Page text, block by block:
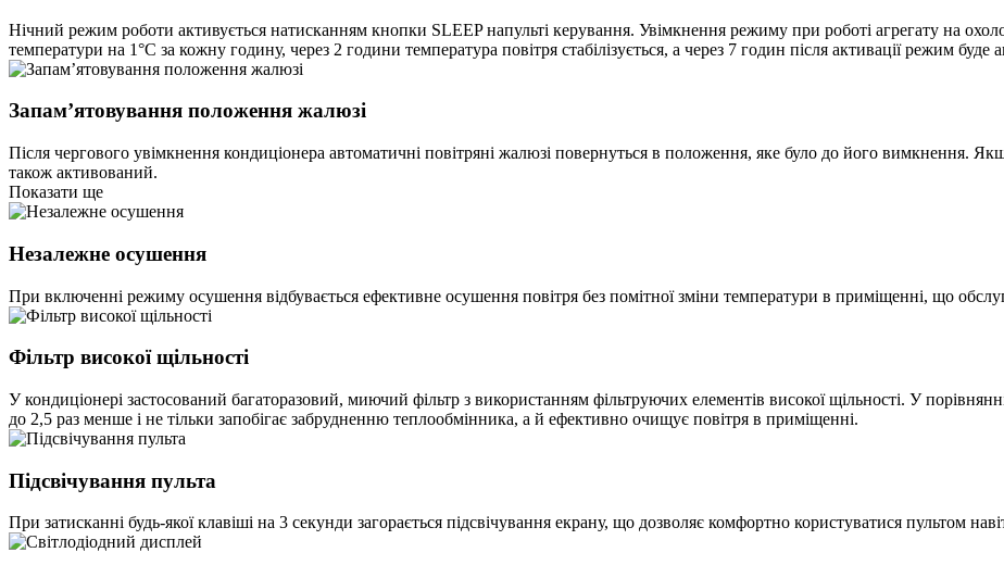
Нічний режим роботи активується натисканням кнопки SLEEP напульті керування. Увімкнення режиму при роботі агрегату на
температури на 1°С за кожну годину, через 2 години температура повітря стабілізується, а через 7 годин після активації режим
Запам’ятовування положення жалюзі
Після чергового увімкнення кондиціонера автоматичні повітряні жалюзі повернуться в положення, яке було до його вимкнення.
також активований.
Показати ще
Незалежне осушення
При включенні режиму осушення відбувається ефективне осушення повітря без помітної зміни температури в приміщенні, що
Фільтр високої щільності
У кондиціонері застосований багаторазовий, миючий фільтр з використанням фільтруючих елементів високої щільності. У
до 2,5 раз менше і не тільки запобігає забрудненню теплообмінника, а й ефективно очищує повітря в приміщенні.
Підсвічування пульта
При затисканні будь-якої клавіші на 3 секунди загорається підсвічування екрану, що дозволяє комфортно користуватися пультом